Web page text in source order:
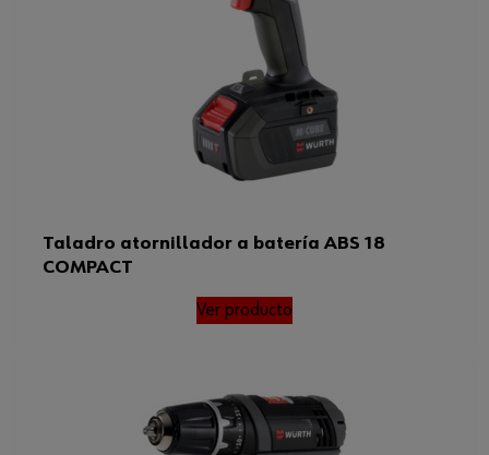
Taladro atornillador a batería ABS 18
COMPACT
Ver producto